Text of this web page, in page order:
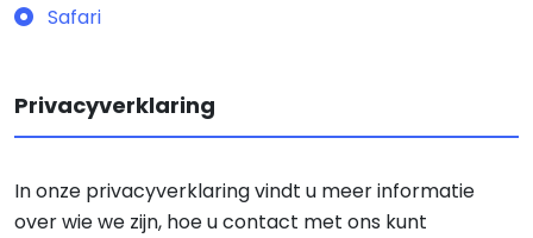
Safari
Privacyverklaring
In onze privacyverklaring vindt u meer informatie
over wie we zijn, hoe u contact met ons kunt